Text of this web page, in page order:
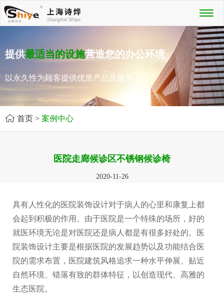
提供最适当的设施营造您的办公环境
以永久性为顾客提供优质产品及服务
首页 > 案例中心
医院走廊候诊区不锈钢候诊椅
2020-11-26
具有人性化的医院装饰设计对于病人的心里和康复上都
会起到积极的作用。由于医院是一个特殊的场所，好的
就医环境无论是对医院还是病人都是有很多好处的。医
院装饰设计主要是根据医院的发展趋势以及功能结合医
院的需求布置，医院建筑风格追求一种水平伸展、贴近
自然环境、错落有致的群体特征，以创造现代、高雅的
生态医院。